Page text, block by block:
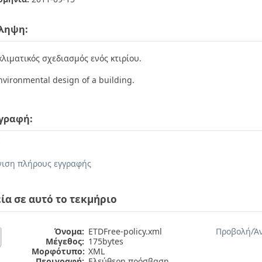
σχεδιασμός ενός κτιρίου.
design of a building.
πλήρους εγγραφής
σε αυτό το τεκμήριο
Όνομα: ETDFree-policy.xml
Μέγεθος: 175bytes
Μορφότυπο: XML
Προβολή/